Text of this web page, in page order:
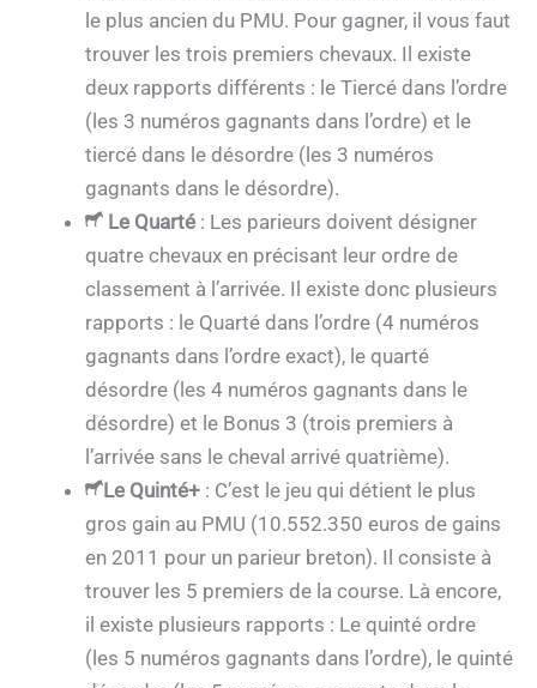
le plus ancien du PMU. Pour gagner, il vous faut
trouver les trois premiers chevaux. Il existe
deux rapports différents : le Tiercé dans l’ordre
(les 3 numéros gagnants dans l’ordre) et le
tiercé dans le désordre (les 3 numéros
gagnants dans le désordre).
Le Quarté : Les parieurs doivent désigner
quatre chevaux en précisant leur ordre de
classement à l’arrivée. Il existe donc plusieurs
rapports : le Quarté dans l’ordre (4 numéros
gagnants dans l’ordre exact), le quarté
désordre (les 4 numéros gagnants dans le
désordre) et le Bonus 3 (trois premiers à
l’arrivée sans le cheval arrivé quatrième).
Le Quinté+ : C’est le jeu qui détient le plus
gros gain au PMU (10.552.350 euros de gains
en 2011 pour un parieur breton). Il consiste à
trouver les 5 premiers de la course. Là encore,
il existe plusieurs rapports : Le quinté ordre
(les 5 numéros gagnants dans l’ordre), le quinté